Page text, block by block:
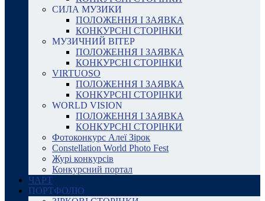
СИЛА МУЗИКИ
ПОЛОЖЕННЯ І ЗАЯВКА
КОНКУРСНІ СТОРІНКИ
МУЗИЧНИЙ ВІТЕР
ПОЛОЖЕННЯ І ЗАЯВКА
КОНКУРСНІ СТОРІНКИ
VIRTUOSO
ПОЛОЖЕННЯ І ЗАЯВКА
КОНКУРСНІ СТОРІНКИ
WORLD VISION
ПОЛОЖЕННЯ І ЗАЯВКА
КОНКУРСНІ СТОРІНКИ
Фотоконкурс Алеї Зірок
Constellation World Photo Fest
Журі конкурсів
Конкурсний портал
ЧАРТ
ПОРТФОЛІО